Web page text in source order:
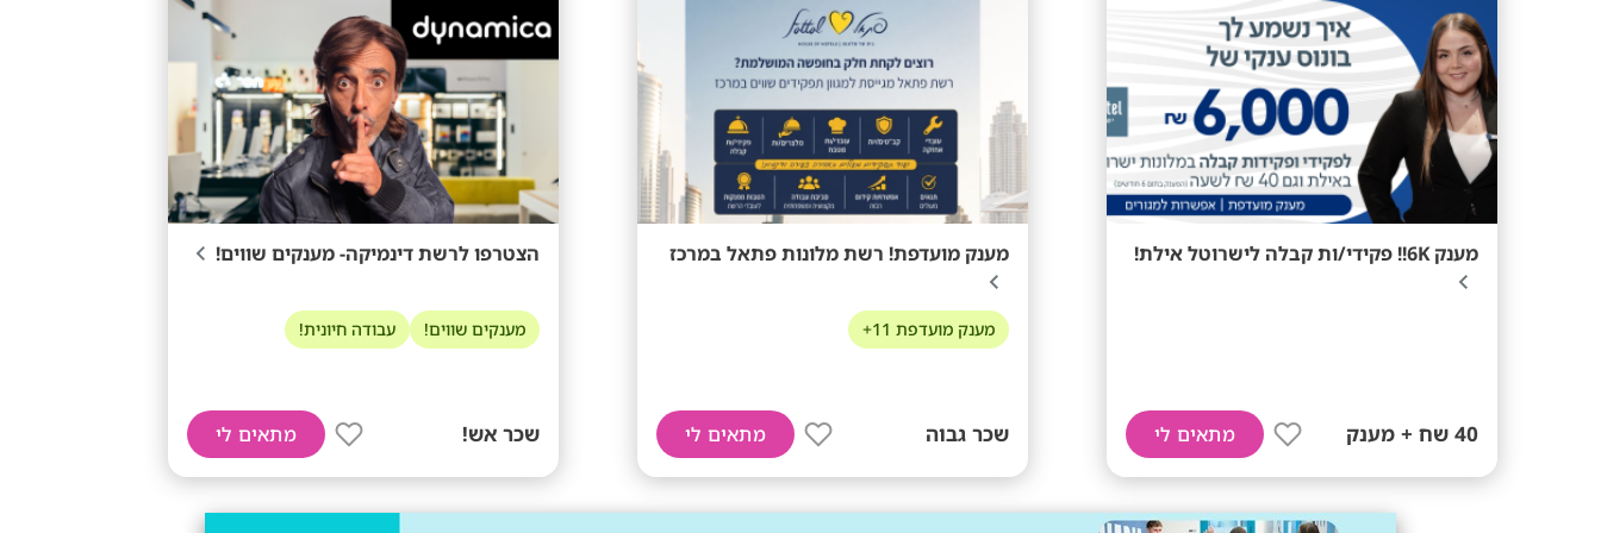
מענק 6K!! פקידי/ות קבלה לישרוטל אילת!
40 שח + מענק מתאים לי
מענק מועדפת! רשת מלונות פתאל במרכז
מענק מועדפת 11+
שכר גבוה מתאים לי
הצטרפו לרשת דינמיקה- מענקים שווים!
מענקים שווים! עבודה חיונית!
שכר אש! מתאים לי